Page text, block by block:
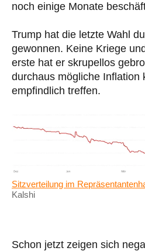
noch einige Monate
Trump hat die letzte Wahl
gewonnen. Keine Kriege
erste hat er skrupellos
durchaus mögliche Inflation
empfindlich treffen.
Sitzverteilung im
Kalshi
Schon jetzt zeigen sich